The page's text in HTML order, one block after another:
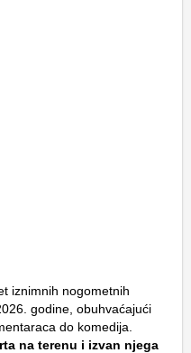
iznimnih nogometnih
godine, obuhvaćajući
do komedija.
na terenu i izvan njega